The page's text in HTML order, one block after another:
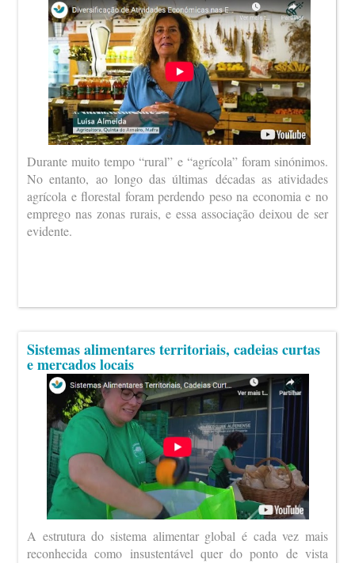
Durante muito tempo “rural” e “agrícola” foram sinónimos.
No entanto, ao longo das últimas décadas as atividades
agrícola e florestal foram perdendo peso na economia e no
emprego nas zonas rurais, e essa associação deixou de ser
evidente.
Sistemas alimentares territoriais, cadeias curtas
e mercados locais
A estrutura do sistema alimentar global é cada vez mais
reconhecida como insustentável quer do ponto de vista